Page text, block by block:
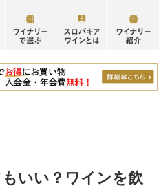
いい？ワインを飲